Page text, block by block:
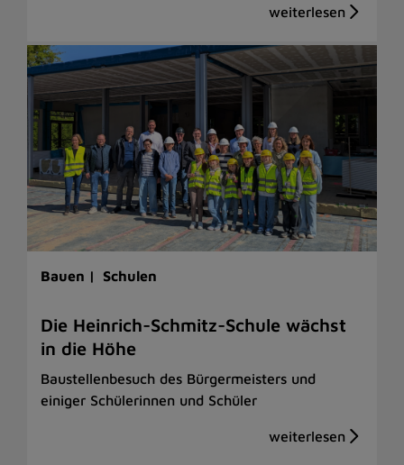
Bauen | Schulen
Die Heinrich-Schmitz-Schule wächst
in die Höhe
Baustellenbesuch des Bürgermeisters und
einiger Schülerinnen und Schüler